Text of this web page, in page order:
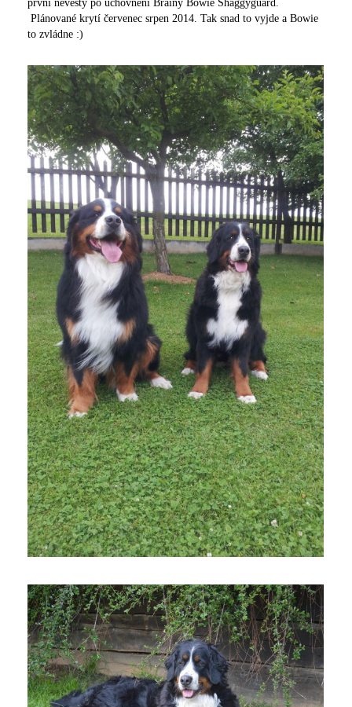
první nevěsty po uchovnění Brainy Bowie Shaggyguard.
Plánované krytí červenec srpen 2014. Tak snad to vyjde a Bowie
to zvládne :)